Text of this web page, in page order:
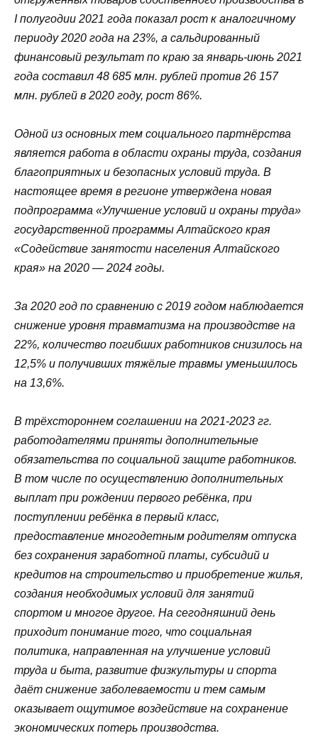
Iполугодии 2021 года показал рост к аналогичному
периоду 2020 года на 23%, а сальдированный
финансовый результат по краю за январь-июнь 2021
года составил 48 685 млн. рублей против 26 157
млн. рублей в 2020 году, рост 86%.
Одной из основных тем социального партнёрства
является работа в области охраны труда, создания
благоприятных и безопасных условий труда. В
настоящее время в регионе утверждена новая
подпрограмма «Улучшение условий и охраны труда»
государственной программы Алтайского края
«Содействие занятости населения Алтайского
края» на 2020 — 2024 годы.
За 2020 год по сравнению с 2019 годом наблюдается
снижение уровня травматизма на производстве на
22%, количество погибших работников снизилось на
12,5% и получивших тяжёлые травмы уменьшилось
на 13,6%.
В трёхстороннем соглашении на 2021-2023 гг.
работодателями приняты дополнительные
обязательства по социальной защите работников.
В том числе по осуществлению дополнительных
выплат при рождении первого ребёнка, при
поступлении ребёнка в первый класс,
предоставление многодетным родителям отпуска
без сохранения заработной платы, субсидий и
кредитов на строительство и приобретение жилья,
создания необходимых условий для занятий
спортом и многое другое. На сегодняшний день
приходит понимание того, что социальная
политика, направленная на улучшение условий
труда и быта, развитие физкультуры и спорта
даёт снижение заболеваемости и тем самым
оказывает ощутимое воздействие на сохранение
экономических потерь производства.